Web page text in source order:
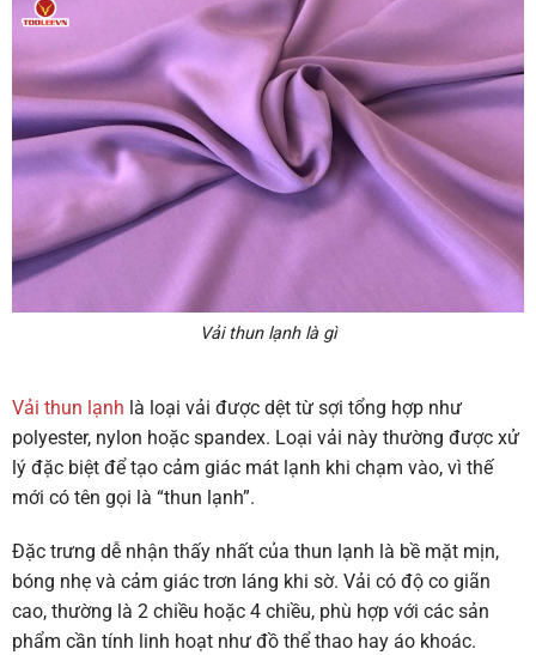
Vải thun lạnh là gì
Vải thun lạnh là loại vải được dệt từ sợi tổng hợp như
polyester, nylon hoặc spandex. Loại vải này thường được xử
lý đặc biệt để tạo cảm giác mát lạnh khi chạm vào, vì thế
mới có tên gọi là “thun lạnh”.
Đặc trưng dễ nhận thấy nhất của thun lạnh là bề mặt mịn,
bóng nhẹ và cảm giác trơn láng khi sờ. Vải có độ co giãn
cao, thường là 2 chiều hoặc 4 chiều, phù hợp với các sản
phẩm cần tính linh hoạt như đồ thể thao hay áo khoác.